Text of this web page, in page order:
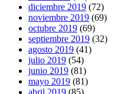
diciembre 2019 (72)
noviembre 2019 (69)
octubre 2019 (69)
septiembre 2019 (32)
agosto 2019 (41)
julio 2019 (54)
junio 2019 (81)
mayo 2019 (81)
abril 2019 (85)